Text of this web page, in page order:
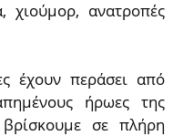
χιούμορ, ανατροπές
έχουν περάσει από
ήρωες της
σε πλήρη